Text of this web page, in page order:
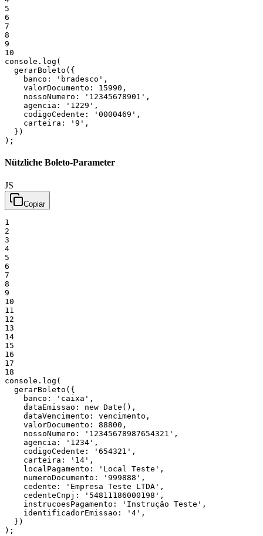
5
6
7
8
9
10
console . log (
gerarBoleto ( {
banco:
'bradesco' ,
valorDocumento:
15990 ,
nossoNumero:
'12345678901' ,
agencia:
'1229' ,
codigoCedente:
'0000469' ,
carteira:
'9' ,
} )
) ;
Nützliche Boleto-Parameter
JS
Copiar
1
2
3
4
5
6
7
8
9
10
11
12
13
14
15
16
17
18
console . log (
gerarBoleto ( {
banco:
'caixa' ,
dataEmissao:
new Date ( ) ,
dataVencimento:
vencimento ,
valorDocumento:
88800 ,
nossoNumero:
'12345678987654321' ,
agencia:
'1234' ,
codigoCedente:
'654321' ,
carteira:
'14' ,
localPagamento:
'Local Teste' ,
numeroDocumento:
'999888' ,
cedente:
'Empresa Teste LTDA' ,
cedenteCnpj:
'54811186000198' ,
instrucoesPagamento:
'Instrução Teste' ,
identificadorEmissao:
'4' ,
} )
) ;